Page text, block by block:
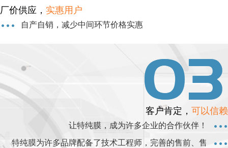
厂价供应， 实惠用户
自产自销，减少中间环节价格实惠
客户肯定， 可以信赖
让特纯膜，成为许多企业的合作伙伴！
特纯膜为许多品牌配备了技术工程师，完善的售前、售